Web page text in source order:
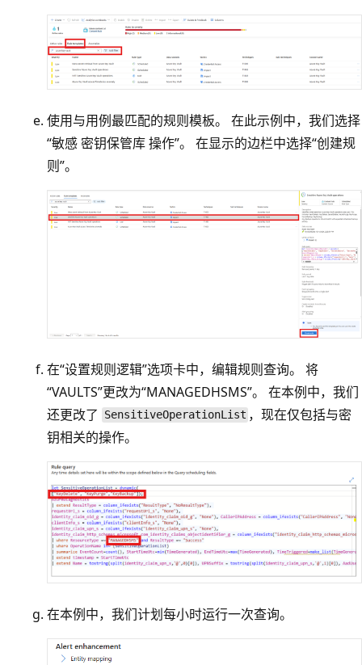
使用与用例最匹配的规则模板。 在此示例中，我们选择
“敏感 密钥保管库 操作”。 在显示的边栏中选择“创建规
则”。
在“设置规则逻辑”选项卡中，编辑规则查询。 将
“VAULTS”更改为“MANAGEDHSMS”。 在本例中，我们
还更改了
SensitiveOperationList ，现在仅包括与密
钥相关的操作。
在本例中，我们计划每小时运行一次查询。